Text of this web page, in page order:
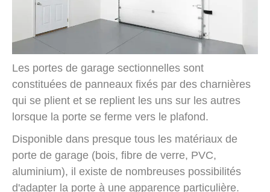
Les portes de garage sectionnelles sont
constituées de panneaux fixés par des charnières
qui se plient et se replient les uns sur les autres
lorsque la porte se ferme vers le plafond.
Disponible dans presque tous les matériaux de
porte de garage (bois, fibre de verre, PVC,
aluminium), il existe de nombreuses possibilités
d'adapter la porte à une apparence particulière.